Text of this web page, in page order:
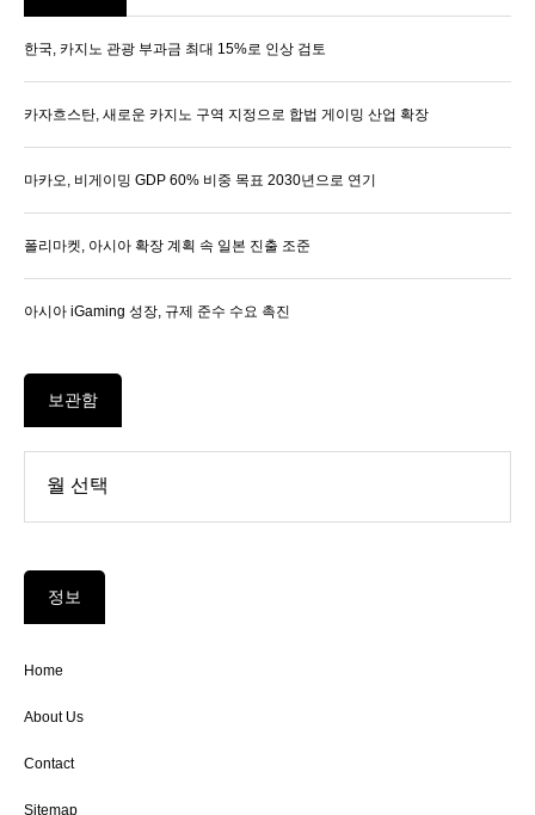
한국, 카지노 관광 부과금 최대 15%로 인상 검토
카자흐스탄, 새로운 카지노 구역 지정으로 합법 게이밍 산업 확장
마카오, 비게이밍 GDP 60% 비중 목표 2030년으로 연기
폴리마켓, 아시아 확장 계획 속 일본 진출 조준
아시아 iGaming 성장, 규제 준수 수요 촉진
보관함
정보
Home
About Us
Contact
Sitemap